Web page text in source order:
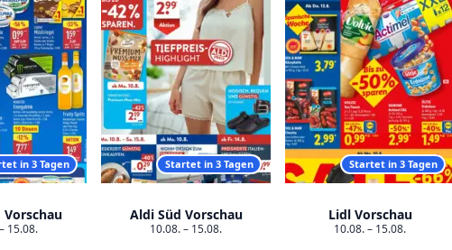
in 3 Tagen
15.08.
Startet in 3 Tagen
Aldi Süd Vorschau
10.08. – 15.08.
Startet in 3 Tagen
Lidl Vorschau
10.08. – 15.08.